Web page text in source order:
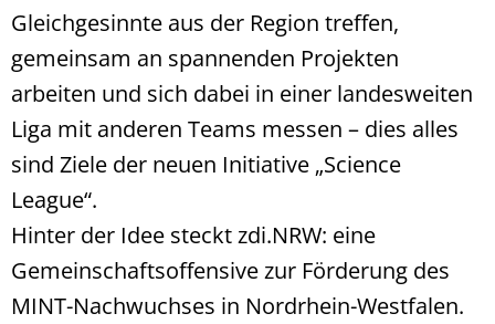
Gleichgesinnte aus der Region treffen,
gemeinsam an spannenden Projekten
arbeiten und sich dabei in einer landesweiten
Liga mit anderen Teams messen – dies alles
sind Ziele der neuen Initiative „Science
League“.
Hinter der Idee steckt zdi.NRW: eine
Gemeinschaftsoffensive zur Förderung des
MINT-Nachwuchses in Nordrhein-Westfalen.